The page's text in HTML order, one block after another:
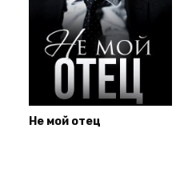
Не мой отец